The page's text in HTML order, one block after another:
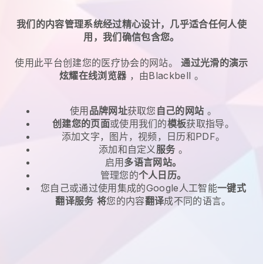
我们的内容管理系统经过精心设计，几乎适合任何人使
用，我们确信包含您。
使用此平台创建您的医疗协会的网站。
通过光滑的演示
炫耀在线浏览器，由Blackbell 。
使用品牌网址获取您 自己的网站 。
创建您的页面或使用我们的模板获取指导。
添加文字，图片，视频，日历和PDF。
添加和自定义 服务 。
启用多语言网站。
管理您的个人日历。
您自己或通过使用集成的Google人工智能一键式
翻译服务 将您的内容翻译成不同的语言。